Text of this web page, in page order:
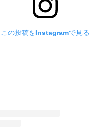
この投稿をInstagramで見る